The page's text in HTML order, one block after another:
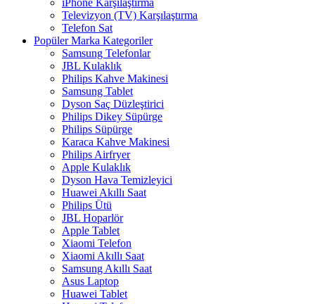
iPhone Karşılaştırma
Televizyon (TV) Karşılaştırma
Telefon Sat
Popüler Marka Kategoriler
Samsung Telefonlar
JBL Kulaklık
Philips Kahve Makinesi
Samsung Tablet
Dyson Saç Düzleştirici
Philips Dikey Süpürge
Philips Süpürge
Karaca Kahve Makinesi
Philips Airfryer
Apple Kulaklık
Dyson Hava Temizleyici
Huawei Akıllı Saat
Philips Ütü
JBL Hoparlör
Apple Tablet
Xiaomi Telefon
Xiaomi Akıllı Saat
Samsung Akıllı Saat
Asus Laptop
Huawei Tablet